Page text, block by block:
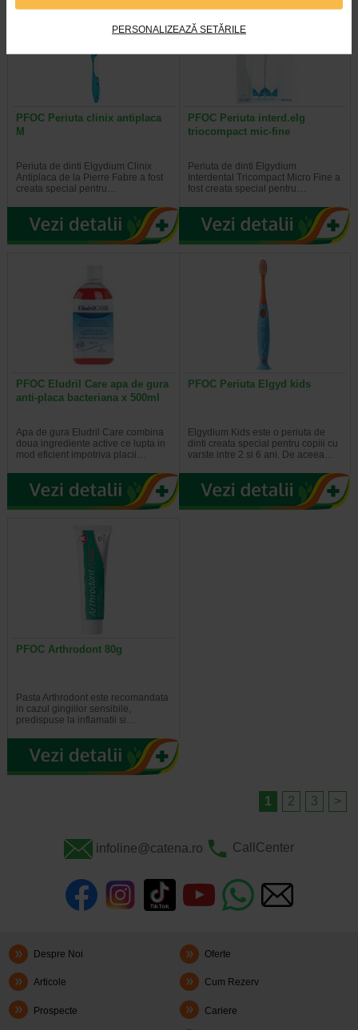
PERSONALIZEAZĂ SETĂRILE
PFOC Periuta clinix antiplaca
M
Periuta de dinti Elgydium Clinix
Antiplaca de la Pierre Fabre a fost
creata special pentru…
PFOC Periuta interd.elg
triocompact mic-fine
Periuta de dinti Elgydium
Interdental Tricompact Micro Fine a
fost creata special pentru…
PFOC Eludril Care apa de gura
anti-placa bacteriana x 500ml
Apa de gura Eludril Care combina
doua ingrediente active ce lupta in
mod eficient impotriva placii…
PFOC Periuta Elgyd kids
Elgydium Kids este o periuta de
dinti creata special pentru copiii cu
varste intre 2 si 6 ani. De aceea…
PFOC Arthrodont 80g
Pasta Arthrodont este recomandata
in cazul gingiilor sensibile,
predispuse la inflamatii si…
1 2 3 >
infoline@catena.ro CallCenter
Despre Noi Oferte
Articole Cum Rezerv
Prospecte Cariere